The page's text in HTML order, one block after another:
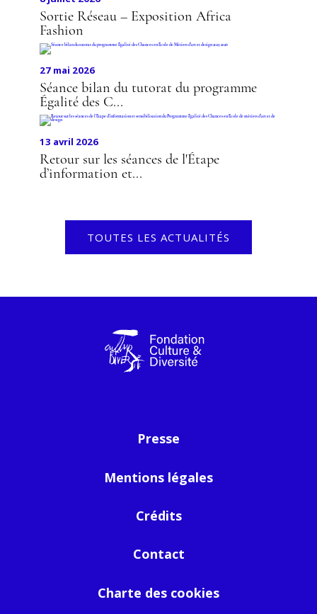
Sortie Réseau – Exposition Africa
Fashion
27 mai 2026
Séance bilan du tutorat du programme
Égalité des C...
13 avril 2026
Retour sur les séances de l'Étape
d’information et...
TOUTES LES ACTUALITÉS
Presse
Mentions légales
Crédits
Contact
Charte des cookies